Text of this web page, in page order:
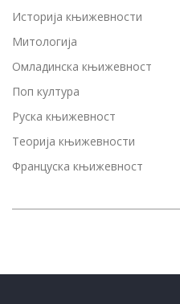
Историја књижевности
Митологија
Омладинска књижевност
Поп култура
Руска књижевност
Теорија књижевности
Француска књижевност